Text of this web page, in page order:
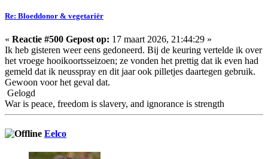
Re: Bloeddonor & vegetariër
« Reactie #500 Gepost op: 17 maart 2026, 21:44:29 »
Ik heb gisteren weer eens gedoneerd. Bij de keuring vertelde ik over
het vroege hooikoortsseizoen; ze vonden het prettig dat ik even had
gemeld dat ik neusspray en dit jaar ook pilletjes daartegen gebruik.
Gewoon voor het geval dat.
Gelogd
War is peace, freedom is slavery, and ignorance is strength
Eelco